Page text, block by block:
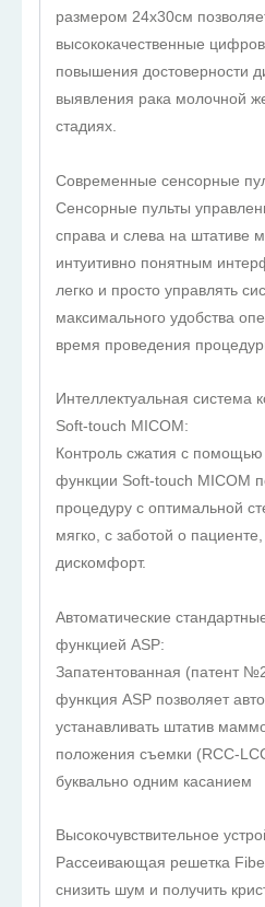
размером 24х30см
высококачественные
повышения достоверности
выявления рака молочной
стадиях.
Современные сенсорные
Сенсорные пульты
справа и слева на штативе
интуитивно понятным
легко и просто управлять
максимального удобства
время проведения
Интеллектуальная система
Soft-touch MICOM:
Контроль сжатия с помощью
функции Soft-touch MICOM
процедуру с оптимальной
мягко, с заботой о
дискомфорт.
Автоматические
функцией ASP:
Запатентованная (патент
функция ASP позволяет
устанавливать штатив
положения съемки (RCC-
буквально одним касанием
Высокочувствительное
Рассеивающая решетка
снизить шум и получить